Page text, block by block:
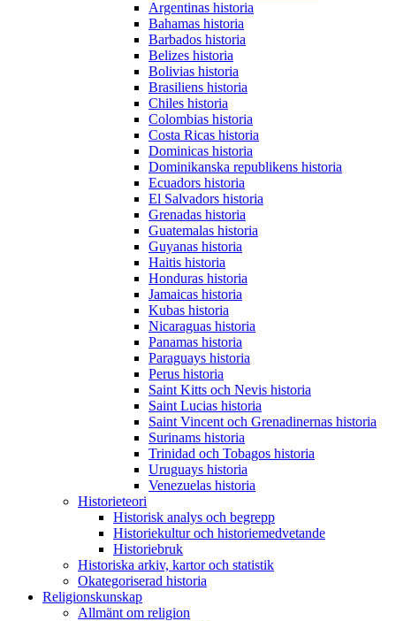
Argentinas historia
Bahamas historia
Barbados historia
Belizes historia
Bolivias historia
Brasiliens historia
Chiles historia
Colombias historia
Costa Ricas historia
Dominicas historia
Dominikanska republikens historia
Ecuadors historia
El Salvadors historia
Grenadas historia
Guatemalas historia
Guyanas historia
Haitis historia
Honduras historia
Jamaicas historia
Kubas historia
Nicaraguas historia
Panamas historia
Paraguays historia
Perus historia
Saint Kitts och Nevis historia
Saint Lucias historia
Saint Vincent och Grenadinernas historia
Surinams historia
Trinidad och Tobagos historia
Uruguays historia
Venezuelas historia
Historieteori
Historisk analys och begrepp
Historiekultur och historiemedvetande
Historiebruk
Historiska arkiv, kartor och statistik
Okategoriserad historia
Religionskunskap
Allmänt om religion